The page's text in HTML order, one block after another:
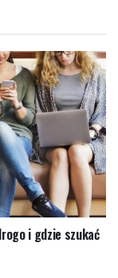
i gdzie szukać